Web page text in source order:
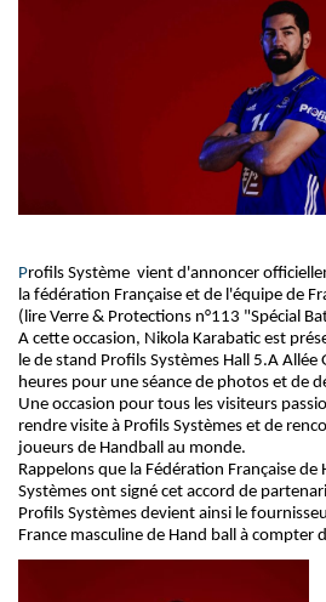
Profils Système vient d'annoncer officiellement son partenariat avec
la fédération Française et de l'équipe de
(lire Verre & Protections n°113 "Spécial
A cette occasion, Nikola Karabatic est
le de stand Profils Systèmes Hall 5.A Allée
heures pour une séance de photos et de
Une occasion pour tous les visiteurs
rendre visite à Profils Systèmes et de
joueurs de Handball au monde.
Rappelons que la Fédération Française de
Systèmes ont signé cet accord de
Profils Systèmes devient ainsi le
France masculine de Hand ball à compter